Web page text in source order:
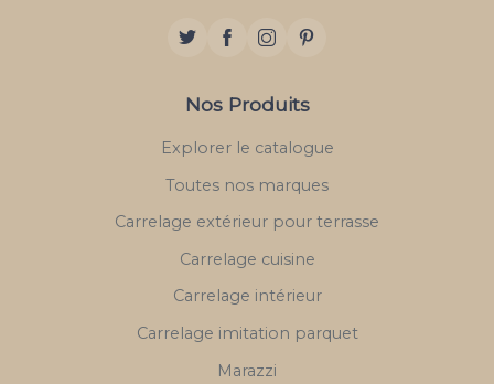
Nos Produits
Explorer le catalogue
Toutes nos marques
Carrelage extérieur pour terrasse
Carrelage cuisine
Carrelage intérieur
Carrelage imitation parquet
Marazzi